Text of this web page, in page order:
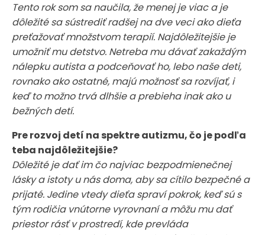
Tento rok som sa naučila, že menej je viac a je
dôležité sa sústrediť radšej na dve veci ako dieťa
preťažovať množstvom terapií. Najdôležitejšie je
umožniť mu detstvo. Netreba mu dávať zakaždým
nálepku autista a podceňovať ho, lebo naše deti,
rovnako ako ostatné, majú možnosť sa rozvíjať, i
keď to možno trvá dlhšie a prebieha inak ako u
bežných detí.
Pre rozvoj detí na spektre autizmu, čo je podľa
teba najdôležitejšie?
Dôležité je dať im čo najviac bezpodmienečnej
lásky a istoty u nás doma, aby sa cítilo bezpečné a
prijaté. Jedine vtedy dieťa spraví pokrok, keď sú s
tým rodičia vnútorne vyrovnaní a môžu mu dať
priestor rásť v prostredí, kde prevláda